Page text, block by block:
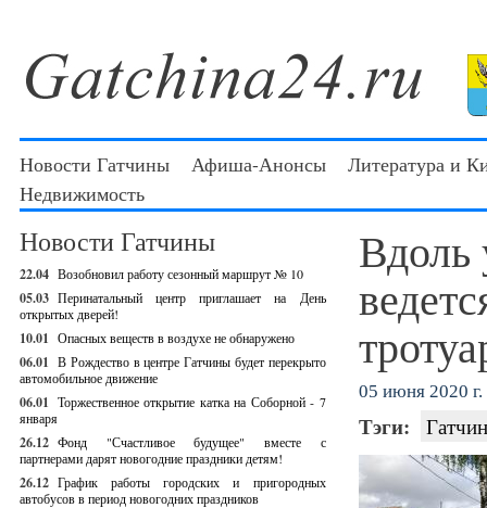
Новости Гатчины Афиша-Анонсы
Литература и
Недвижимость
Новости Гатчины
22.04 Возобновил работу сезонный маршрут № 10
05.03 Перинатальный центр приглашает на День
открытых дверей!
10.01 Опасных веществ в воздухе не обнаружено
06.01 В Рождество в центре Гатчины будет перекрыто
автомобильное движение
06.01 Торжественное открытие катка на Соборной - 7
января
26.12 Фонд "Счастливое будущее" вместе с
партнерами дарят новогодние праздники детям!
26.12 График работы городских и пригородных
автобусов в период новогодних праздников
05 июня 2020 г.
Тэги: